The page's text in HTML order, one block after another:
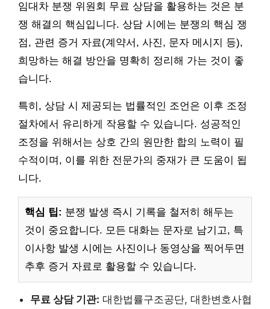
임대차 분쟁 위원회 무료 상담을 활용하는 것은 분
쟁 해결의 핵심입니다. 상담 시에는 분쟁의 핵심 쟁
점, 관련 증거 자료(계약서, 사진, 문자 메시지 등),
희망하는 해결 방안을 명확히 정리해 가는 것이 좋
습니다.
특히, 상담 시 제공되는 법률적인 조언은 이후 조정
절차에서 유리하게 작용할 수 있습니다. 성공적인
조정을 위해서는 상호 간의 원만한 합의 노력이 필
수적이며, 이를 위한 전문가의 중재가 큰 도움이 됩
니다.
핵심 팁: 분쟁 발생 즉시 기록을 철저히 해두는
것이 중요합니다. 모든 대화는 문자로 남기고, 특
이사항 발생 시에는 사진이나 동영상을 찍어두면
추후 증거 자료로 활용할 수 있습니다.
무료 상담 기관: 대한법률구조공단, 대한변호사협